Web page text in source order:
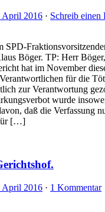
April 2016 · Schreib einen
SPD-
Böger. TP: Herr
hat im November
für die
zur Verantwortung
wurde
daß die Verfassung
für […]
April 2016 · 1 Kommentar